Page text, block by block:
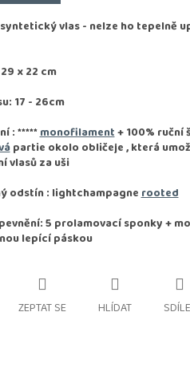
vlas - nelze ho tepelně
x 22 cm
17 - 26cm
:*****monofilament+ 100% ruční
partie okolo obličeje , která
vlasů za uši
odstín : lightchampagnerooted
5 prolamovací sponky +
lepící páskou
ZEPTAT SE HLÍDAT